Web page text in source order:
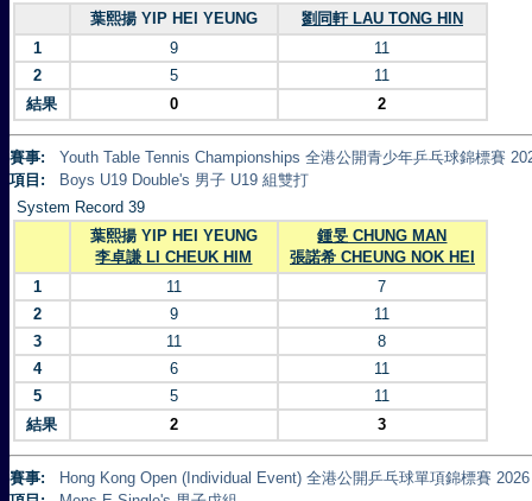
葉熙揚 YIP HEI YEUNG
劉同軒 LAU TONG HIN
1
9
11
2
5
11
結果
0 2
賽事:
Youth Table Tennis Championships 全港公開青少年乒乓球錦標賽
項目:
Boys U19 Double's 男子 U19 組雙打
System Record 39
葉熙揚 YIP HEI YEUNG
李卓謙 LI CHEUK HIM
鍾旻 CHUNG MAN
張諾希 CHEUNG NOK HEI
1
11
7
2
9
11
3
11
8
4
6
11
5
5
11
結果
2 3
賽事:
Hong Kong Open (Individual Event) 全港公開乒乓球單項錦標賽 2026